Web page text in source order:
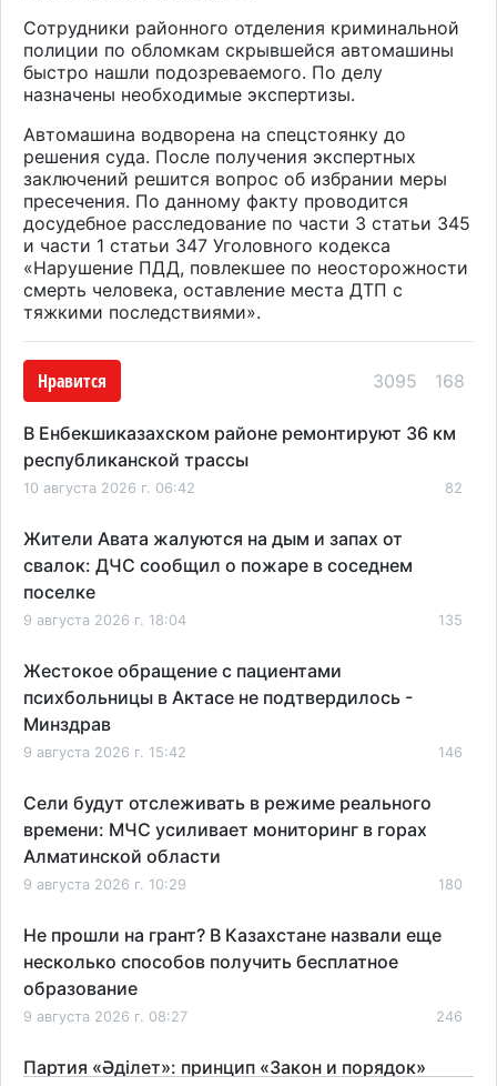
Сотрудники районного отделения криминальной
полиции по обломкам скрывшейся автомашины
быстро нашли подозреваемого. По делу
назначены необходимые экспертизы.
Автомашина водворена на спецстоянку до
решения суда. После получения экспертных
заключений решится вопрос об избрании меры
пресечения. По данному факту проводится
досудебное расследование по части 3 статьи 345
и части 1 статьи 347 Уголовного кодекса
«Нарушение ПДД, повлекшее по неосторожности
смерть человека, оставление места ДТП с
тяжкими последствиями».
Нравится 3095 168
В Енбекшиказахском районе ремонтируют 36 км
республиканской трассы
10 августа 2026 г. 06:42 82
Жители Авата жалуются на дым и запах от
свалок: ДЧС сообщил о пожаре в соседнем
поселке
9 августа 2026 г. 18:04 135
Жестокое обращение с пациентами
психбольницы в Актасе не подтвердилось -
Минздрав
9 августа 2026 г. 15:42 146
Сели будут отслеживать в режиме реального
времени: МЧС усиливает мониторинг в горах
Алматинской области
9 августа 2026 г. 10:29 180
Не прошли на грант? В Казахстане назвали еще
несколько способов получить бесплатное
образование
9 августа 2026 г. 08:27 246
Партия «Әділет»: принцип «Закон и порядок»